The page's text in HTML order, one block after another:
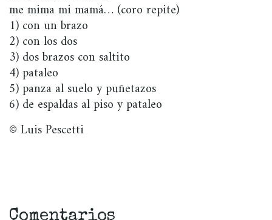
me mima mi mamá… (coro repite)
1) con un brazo
2) con los dos
3) dos brazos con saltito
4) pataleo
5) panza al suelo y puñetazos
6) de espaldas al piso y pataleo
© Luis Pescetti
Comentarios